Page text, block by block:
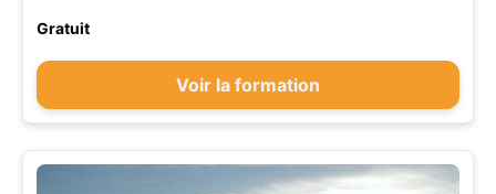
Gratuit
Voir la formation